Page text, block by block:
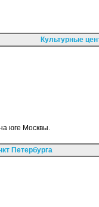
Культурные
юге Москвы.
Петербурга